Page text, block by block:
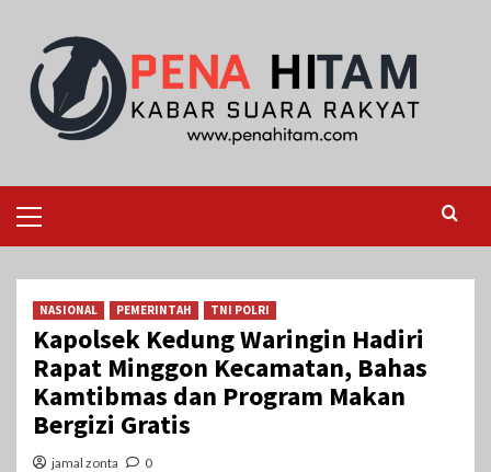
content
Menu
NASIONAL PEMERINTAH TNI POLRI
Kapolsek Kedung Waringin Hadiri
Rapat Minggon Kecamatan, Bahas
Kamtibmas dan Program Makan
Bergizi Gratis
jamal zonta 0